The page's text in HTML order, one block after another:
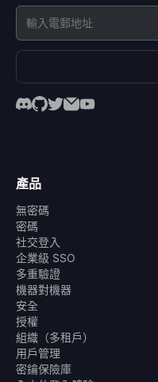
產品
無密碼
密碼
社交登入
企業級 SSO
多重驗證
機器對機器
安全
授權
組織（多租戶）
用戶管理
密鑰保險庫